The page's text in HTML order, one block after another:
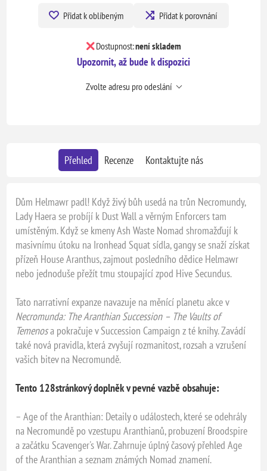
Přidat k oblíbeným Přidat k porovnání
Dostupnost:není skladem
Upozornit, až bude k dispozici
Zvolte adresu pro odeslání
Přehled Recenze Kontaktujte nás
Dům Helmawr padl! Když živý bůh usedá na trůn Necromundy,
Lady Haera se probíjí k Dust Wall a věrným Enforcers tam
umístěným. Když se kmeny Ash Waste Nomad shromažďují k
masivnímu útoku na Ironhead Squat sídla, gangy se snaží získat
přízeň House Aranthus, zajmout posledního dědice Helmawr
nebo jednoduše přežít tmu stoupající zpod Hive Secundus.
Tato narrativní expanze navazuje na měnící planetu akce v
Necromunda: The Aranthian Succession – The Vaults of
Temenosa pokračuje v Succession Campaign z té knihy. Zavádí
také nová pravidla, která zvyšují rozmanitost, rozsah a vzrušení
vašich bitev na Necromundě.
Tento 128stránkový doplněk v pevné vazbě obsahuje:
– Age of the Aranthian: Detaily o událostech, které se odehrály
na Necromundě po vzestupu Aranthianů, probuzení Broodspire
a začátku Scavenger's War. Zahrnuje úplný časový přehled Age
of the Aranthian a seznam známých Nomad znamení.